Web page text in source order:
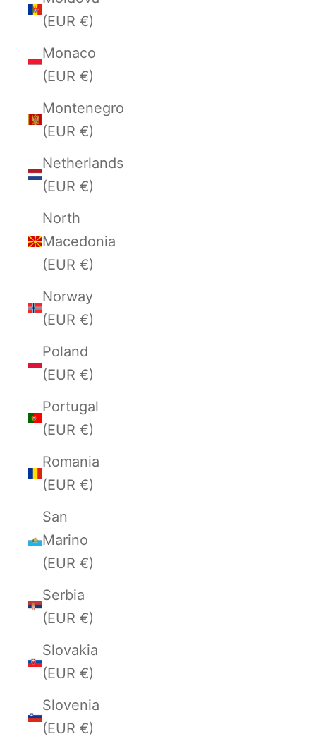
(EUR €)
Monaco
(EUR €)
Montenegro
(EUR €)
Netherlands
(EUR €)
North
Macedonia
(EUR €)
Norway
(EUR €)
Poland
(EUR €)
Portugal
(EUR €)
Romania
(EUR €)
San
Marino
(EUR €)
Serbia
(EUR €)
Slovakia
(EUR €)
Slovenia
(EUR €)